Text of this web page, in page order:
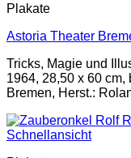
Plakate
Astoria Theater
Tricks, Magie und
1964, 28,50 x 60
Bremen, Herst.:
Schnellansicht